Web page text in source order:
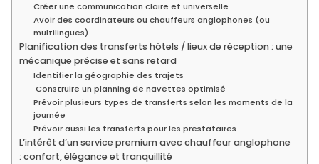
Créer une communication claire et universelle
Avoir des coordinateurs ou chauffeurs anglophones (ou
multilingues)
Planification des transferts hôtels / lieux de réception : une
mécanique précise et sans retard
Identifier la géographie des trajets
Construire un planning de navettes optimisé
Prévoir plusieurs types de transferts selon les moments de la
journée
Prévoir aussi les transferts pour les prestataires
L’intérêt d’un service premium avec chauffeur anglophone
: confort, élégance et tranquillité